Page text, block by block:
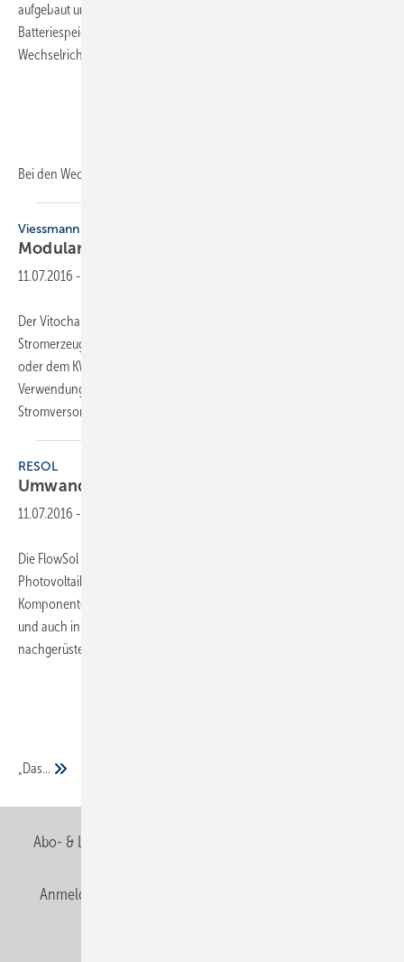
aufgebaut und vereint in einem Gehäuse einen Lithium-Ionen-
Batteriespeicher, ein Batteriemanagementsystem, einen
Wechselrichter der TP-Serie und den Energiemanager MaxWeb XPN.
Bei den Wechselrichtern wählen Kunden
Viessmann
Modularer
11.07.2016 -
Der Vitocharge Batteriespeicher ist eine Ergänzung zur eigenen
Stromerzeugung. Er bevorratet Strom aus der Photovoltaikanlage
oder dem KWK-System, der aktuell nicht benötigt wird, für spätere
Verwendung. Das verringert die Abhängigkeit von der öffentlichen
Stromversorgung und
RESOL
Umwandlung von
11.07.2016 -
Die FlowSol E von Resol ist für die Nutzung überschüssigen Stroms aus
Photovoltaik-Anlagen entwickelt worden. Alle wichtigen
Komponenten sind vormontiert, sodass die Station schnell installiert
und auch in bestehenden Heizungs- und Warmwassersystemen
nachgerüstet werden kann.
„Das...
Abo- & Leserservice
Anmelden